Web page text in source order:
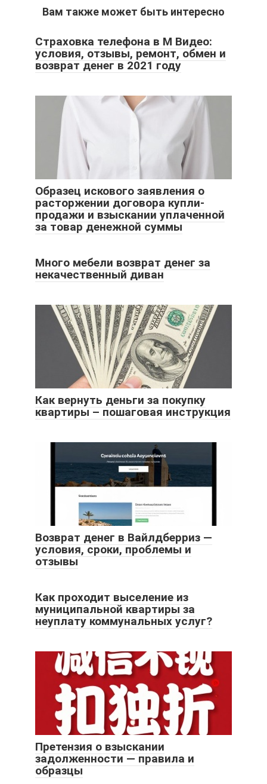
Вам также может быть интересно
Страховка телефона в М Видео:
условия, отзывы, ремонт, обмен и
возврат денег в 2021 году
Образец искового заявления о
расторжении договора купли-
продажи и взыскании уплаченной
за товар денежной суммы
Много мебели возврат денег за
некачественный диван
Как вернуть деньги за покупку
квартиры – пошаговая инструкция
Возврат денег в Вайлдберриз —
условия, сроки, проблемы и
отзывы
Как проходит выселение из
муниципальной квартиры за
неуплату коммунальных услуг?
Претензия о взыскании
задолженности — правила и
образцы